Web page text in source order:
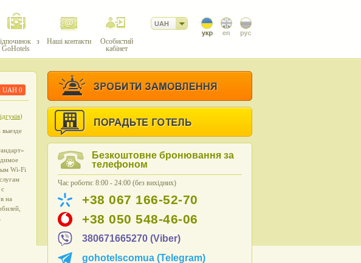
з
GoHotels
Наші контакти
Особистий
кабінет
UAH
UAH0
)
Wi-Fi
на
Безкоштовне бронювання за
телефоном
Час роботи: 8:00 - 24:00 (без вихідних)
+38 067 166-52-70
+38 050 548-46-06
380671665270 (Viber)
gohotelscomua (Telegram)